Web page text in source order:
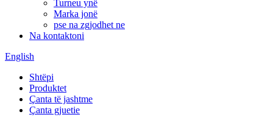
Turneu ynë
Marka jonë
pse na zgjodhet ne
Na kontaktoni
English
Shtëpi
Produktet
Çanta të jashtme
Çanta gjuetie